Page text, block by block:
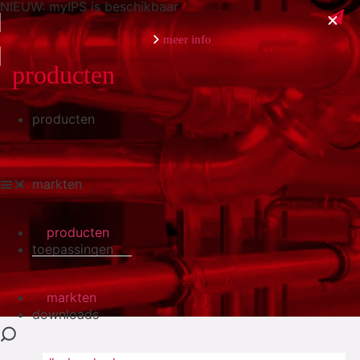
NIEUW: myIPS is beschikbaar
meer info
sluiten
producten
markten
toepassingen
downloads
producten
markten
producten